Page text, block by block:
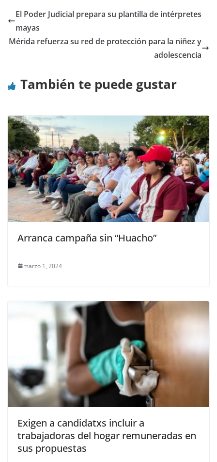
El Poder Judicial prepara su plantilla de intérpretes
mayas
Mérida refuerza su red de protección para la niñez y
adolescencia
También te puede gustar
Arranca campaña sin “Huacho”
marzo 1, 2024
Exigen a candidatxs incluir a
trabajadoras del hogar remuneradas en
sus propuestas